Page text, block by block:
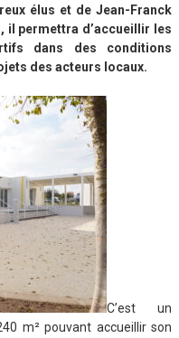
élus et de Jean-Franck
il permettra d’accueillir les
dans des conditions
des acteurs locaux.
C’est un
m² pouvant accueillir son